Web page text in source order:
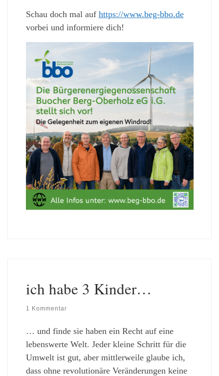
Schau doch mal auf https://www.beg-bbo.de
vorbei und informiere dich!
ich habe 3 Kinder…
1 Kommentar
… und finde sie haben ein Recht auf eine
lebenswerte Welt. Jeder kleine Schritt für die
Umwelt ist gut, aber mittlerweile glaube ich,
dass ohne revolutionäre Veränderungen keine